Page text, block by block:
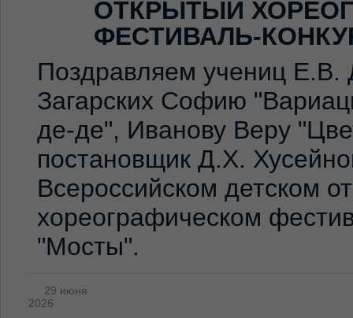
ОТКРЫТЫЙ
ФЕСТИВАЛЬ-
Поздравляем учениц Е.В.
Загарских Софию
де-де", Иванову Веру
постановщик Д.Х.
Всероссийском детском
хореографическом
"Мосты".
29 июня
2026